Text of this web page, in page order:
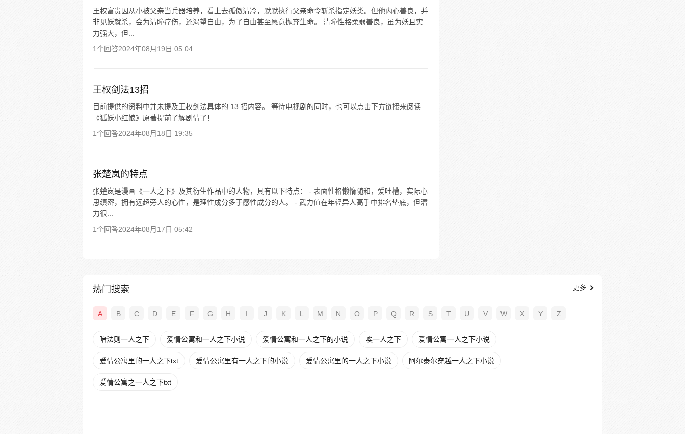
王权富贵因从小被父亲当兵器培养，看上去孤傲清冷，默默执行父亲命令斩杀指定妖类。但他内心善良，并
非见妖就杀，会为清瞳疗伤，还渴望自由，为了自由甚至愿意抛弃生命。 清瞳性格柔弱善良，虽为妖且实
力强大，但...
1个回答2024年08月19日 05:04
王权剑法13招
目前提供的资料中并未提及王权剑法具体的 13 招内容。 等待电视剧的同时，也可以点击下方链接来阅读
《狐妖小红娘》原著提前了解剧情了！
1个回答2024年08月18日 19:35
张楚岚的特点
张楚岚是漫画《一人之下》及其衍生作品中的人物，具有以下特点： - 表面性格懒惰随和，爱吐槽，实际心
思缜密，拥有远超旁人的心性，是理性成分多于感性成分的人。 - 武力值在年轻异人高手中排名垫底，但潜
力很...
1个回答2024年08月17日 05:42
热门搜索 更多
A B C D E F G H I J K L M N O P Q R S T U V W X Y Z
暗法则一人之下 爱情公寓和一人之下小说 爱情公寓和一人之下的小说 唉一人之下 爱情公寓一人之下小说
爱情公寓里的一人之下txt 爱情公寓里有一人之下的小说 爱情公寓里的一人之下小说 阿尔泰尔穿越一人之下小说
爱情公寓之一人之下txt